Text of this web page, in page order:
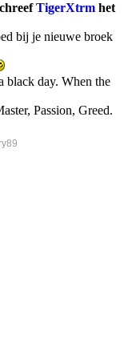
TigerXtrm het
bij je nieuwe broek
black day. When the
Passion, Greed.